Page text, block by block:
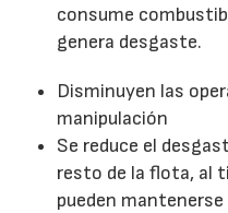
consume
genera desgaste.
Disminuyen las
manipulación
Se reduce el
resto de la flota, al
pueden